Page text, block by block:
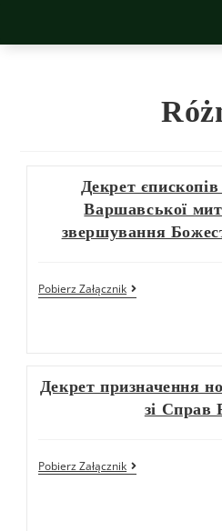
Декрет
Варшавської
звершування
Pobierz Załącznik
Декрет призначення
зі Справ
Pobierz Załącznik